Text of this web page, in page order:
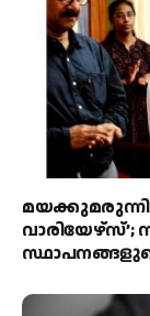
വാരിയേഴ്‌സ്’;